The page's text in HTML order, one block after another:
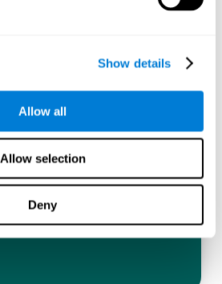
Show details
Allow all
Allow selection
Deny